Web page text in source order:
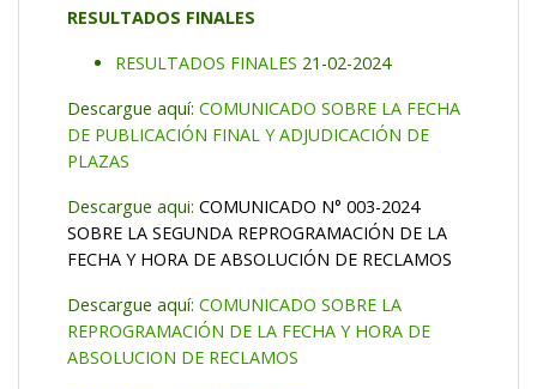
RESULTADOS FINALES
RESULTADOS FINALES 21-02-2024
Descargue aquí: COMUNICADO SOBRE LA FECHA
DE PUBLICACIÓN FINAL Y ADJUDICACIÓN DE
PLAZAS
Descargue aqui: COMUNICADO N° 003-2024
SOBRE LA SEGUNDA REPROGRAMACIÓN DE LA
FECHA Y HORA DE ABSOLUCIÓN DE RECLAMOS
Descargue aquí: COMUNICADO SOBRE LA
REPROGRAMACIÓN DE LA FECHA Y HORA DE
ABSOLUCION DE RECLAMOS